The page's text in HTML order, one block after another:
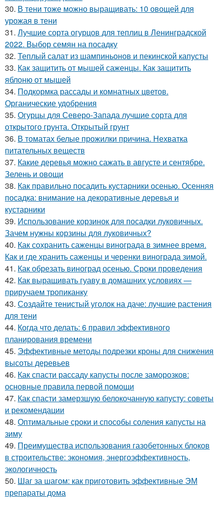
30. В тени тоже можно выращивать: 10 овощей для
урожая в тени
31. Лучшие сорта огурцов для теплиц в Ленинградской
2022. Выбор семян на посадку
32. Теплый салат из шампиньонов и пекинской капусты
33. Как защитить от мышей саженцы. Как защитить
яблоню от мышей
34. Подкормка рассады и комнатных цветов.
Органические удобрения
35. Огурцы для Северо-Запада лучшие сорта для
открытого грунта. Открытый грунт
36. В томатах белые прожилки причина. Нехватка
питательных веществ
37. Какие деревья можно сажать в августе и сентябре.
Зелень и овощи
38. Как правильно посадить кустарники осенью. Осенняя
посадка: внимание на декоративные деревья и
кустарники
39. Использование корзинок для посадки луковичных.
Зачем нужны корзины для луковичных?
40. Как сохранить саженцы винограда в зимнее время.
Как и где хранить саженцы и черенки винограда зимой.
41. Как обрезать виноград осенью. Сроки проведения
42. Как выращивать гуаву в домашних условиях —
приручаем тропиканку
43. Создайте тенистый уголок на даче: лучшие растения
для тени
44. Когда что делать: 6 правил эффективного
планирования времени
45. Эффективные методы подрезки кроны для снижения
высоты деревьев
46. Как спасти рассаду капусты после заморозков:
основные правила первой помощи
47. Как спасти замерзшую белокочанную капусту: советы
и рекомендации
48. Оптимальные сроки и способы соления капусты на
зиму
49. Преимущества использования газобетонных блоков
в строительстве: экономия, энергоэффективность,
экологичность
50. Шаг за шагом: как приготовить эффективные ЭМ
препараты дома